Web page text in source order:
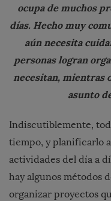
ocupa de muchos
días. Hecho muy
aún necesita
personas logran
necesitan, mientras
asunto
Indiscutiblemente,
tiempo, y planificarlo
actividades del día a
hay algunos métodos
organizar proyectos